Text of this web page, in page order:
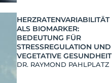
HERZRATENVARIABILITÄT
ALS BIOMARKER:
BEDEUTUNG FÜR
STRESSREGULATION UND
VEGETATIVE GESUNDHEIT
DR. RAYMOND PAHLPLATZ